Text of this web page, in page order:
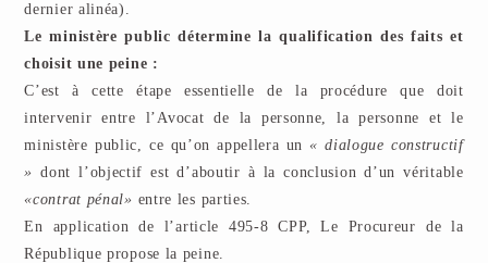
dernier alinéa).
Le ministère public détermine la qualification des faits et
choisit une peine :
C’est à cette étape essentielle de la procédure que doit
intervenir entre l’Avocat de la personne, la personne et le
ministère public, ce qu’on appellera un« dialogue constructif
» dont l’objectif est d’aboutir à la conclusion d’un véritable
«contrat pénal» entre les parties.
En application de l’article 495-8 CPP, Le Procureur de la
République propose la peine.